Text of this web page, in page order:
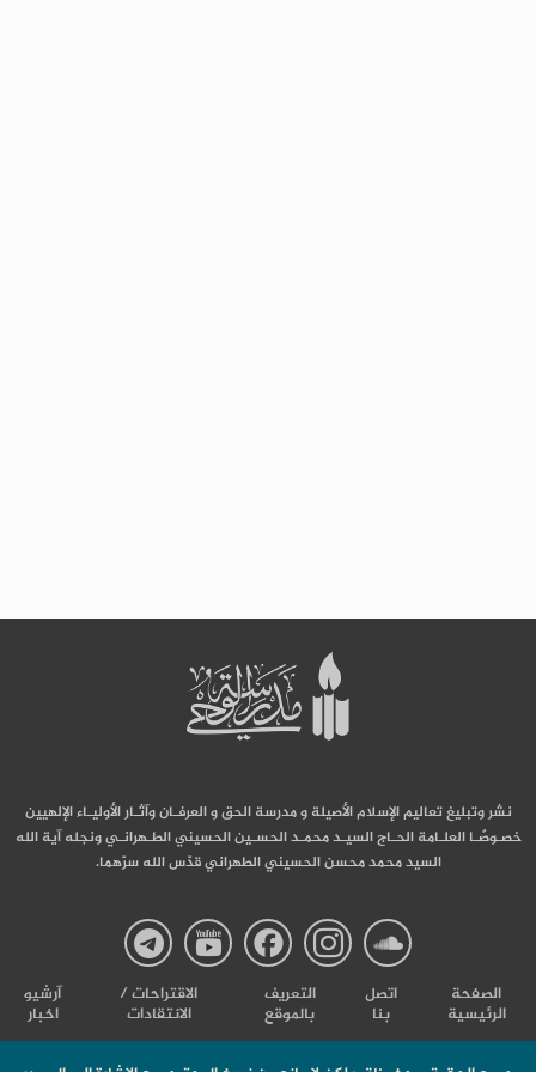
نشر وتبليغ تعاليم الإسلام الأصيلة و مدرسة الحق و العرفـان وآثـار الأوليـاء الإلهيين
خصـوصًـا العلـامة الحـاج السيـد محمـد الحسـين الحسيني الطـهرانـي ونجله آية الله
السيد محمد محسن الحسيني الطهراني قدّس الله سرّهما.
صفحة
صفحة
صفحة
صفحة
الصفحة
الرئيسية
اتصل
بنا
التعریف
بالموقع
الاقتراحات /
الانتقادات
آرشیو
اخبار